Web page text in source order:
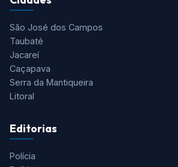
portal de notícias mais completo do Vale
da Mantiqueira e Região.